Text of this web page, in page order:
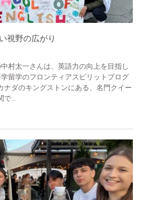
視野の広がり
村太一さんは、英語力の向上を目指し
留学のフロンティアスピリットプログ
ナダのキングストンにある、名門クイー
...